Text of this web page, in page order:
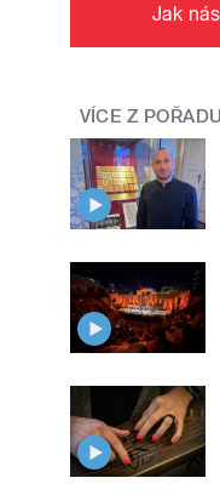
Jak
VÍCE Z POŘADU